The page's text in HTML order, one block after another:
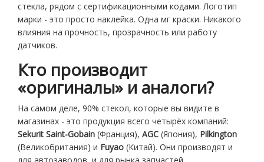
стекла, рядом с сертификационными кодами. Логотип
марки - это просто наклейка. Одна мг краски. Никакого
влияния на прочность, прозрачность или работу
датчиков.
Кто производит
«оригиналы» и аналоги?
На самом деле, 90% стекол, которые вы видите в
магазинах - это продукция всего четырёх компаний:
Sekurit Saint-Gobain (Франция), AGC (Япония), Pilkington
(Великобритания) и Fuyao (Китай). Они производят и